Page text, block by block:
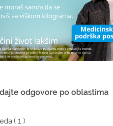
odgovore po oblastima
( 1 )